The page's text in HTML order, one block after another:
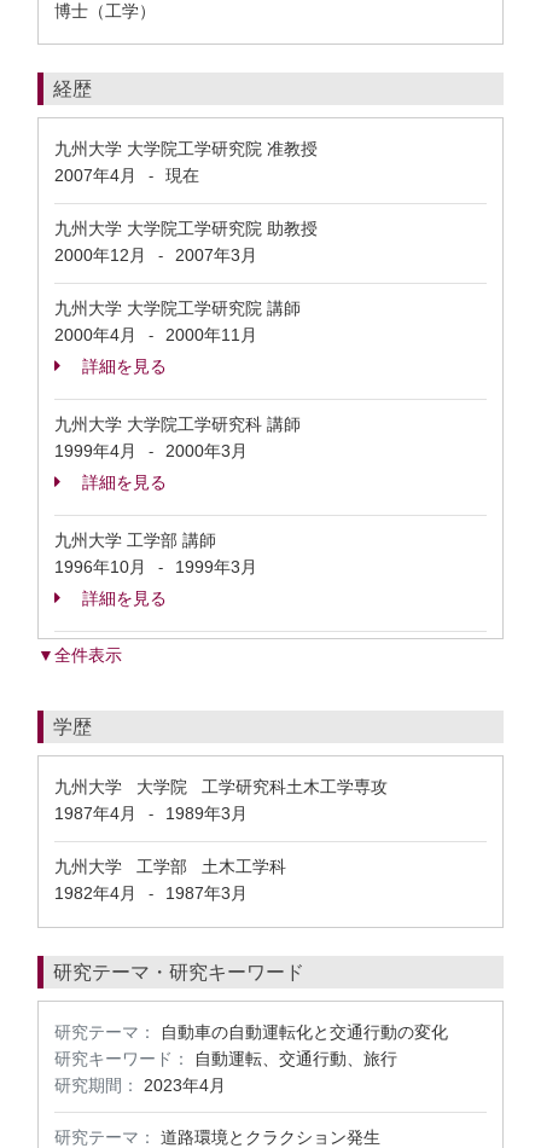
博士（工学）
経歴
九州大学 大学院工学研究院 准教授
2007年4月
- 現在
九州大学 大学院工学研究院 助教授
2000年12月
- 2007年3月
九州大学 大学院工学研究院 講師
2000年4月
-
2000年11月
詳細を見る
九州大学 大学院工学研究科 講師
1999年4月
-
2000年3月
詳細を見る
九州大学 工学部 講師
1996年10月
-
1999年3月
詳細を見る
▼全件表示
学歴
九州大学 大学院 工学研究科土木工学専攻
1987年4月
- 1989年3月
九州大学 工学部 土木工学科
1982年4月
- 1987年3月
研究テーマ・研究キーワード
研究テーマ：
自動車の自動運転化と交通行動の変化
研究キーワード：
自動運転、交通行動、旅行
研究期間：
2023年4月
研究テーマ：
道路環境とクラクション発生